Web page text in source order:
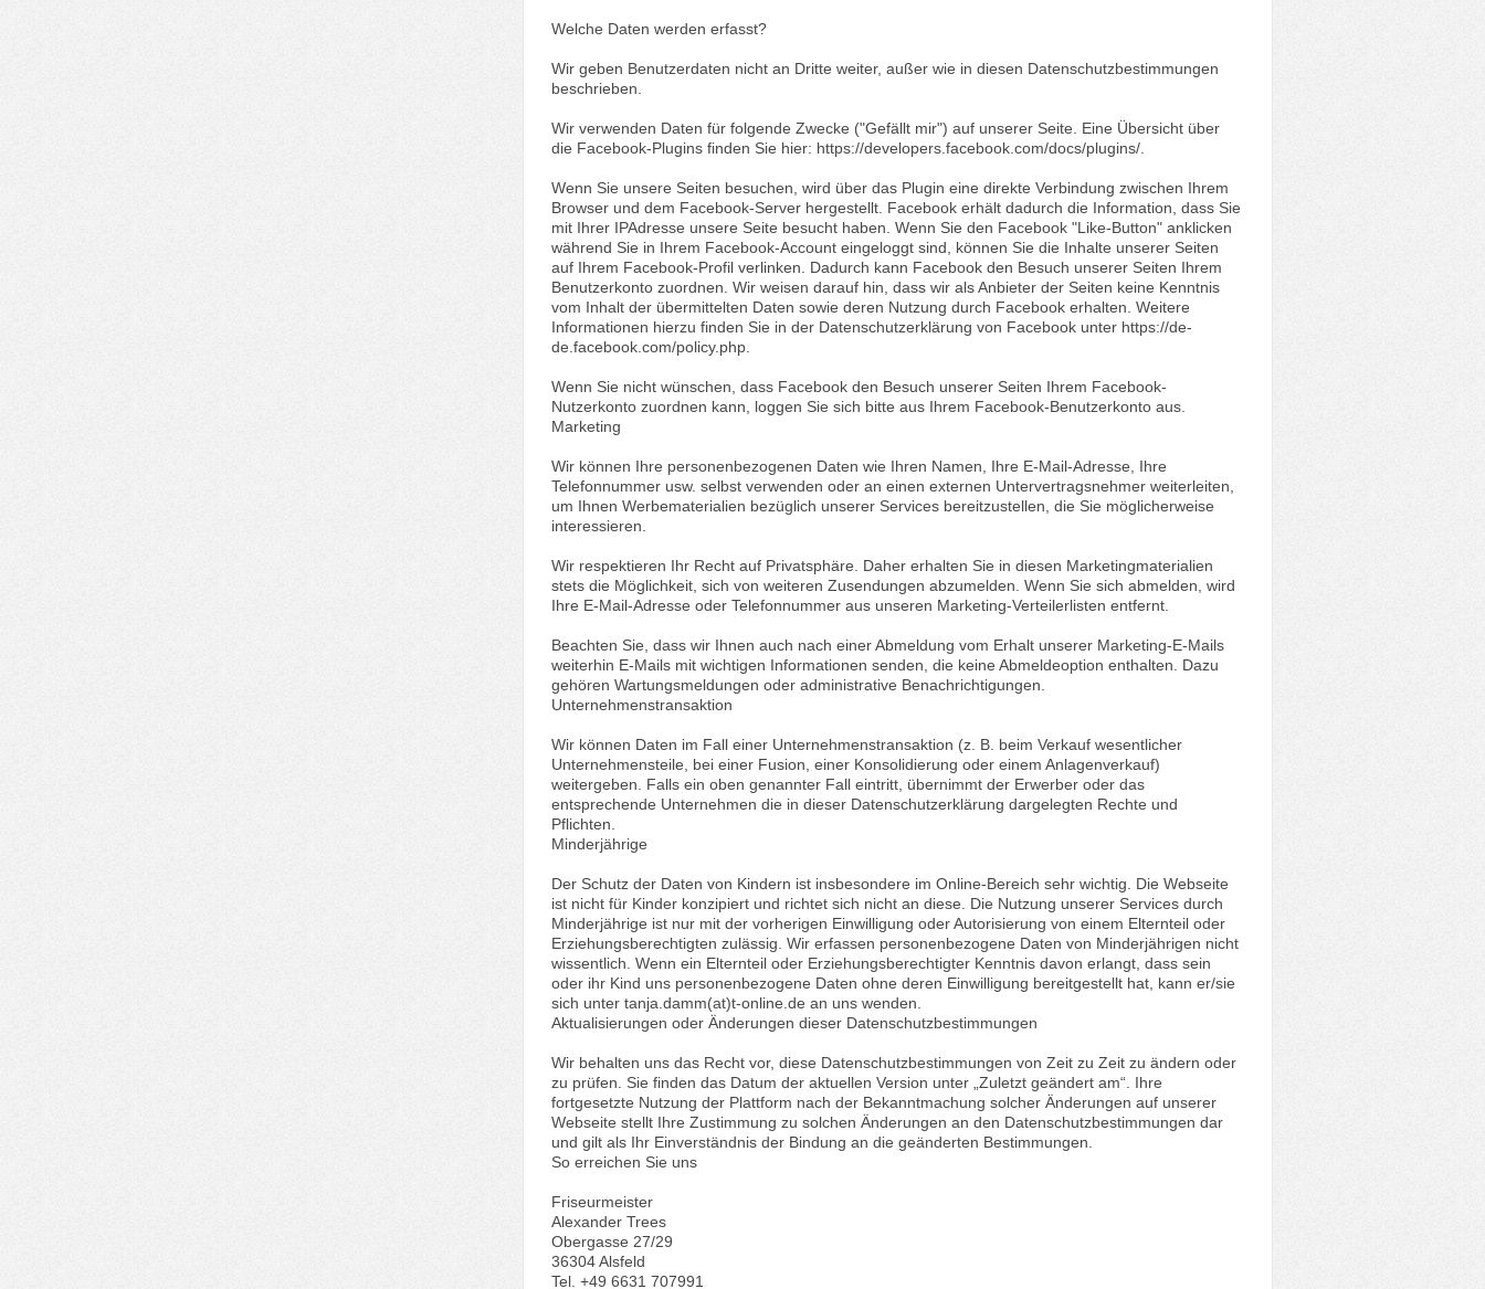
Welche Daten werden erfasst?
Wir geben Benutzerdaten nicht an Dritte weiter, außer wie in diesen Datenschutzbestimmungen
beschrieben.
Wir verwenden Daten für folgende Zwecke ("Gefällt mir") auf unserer Seite. Eine Übersicht über
die Facebook-Plugins finden Sie hier: https://developers.facebook.com/docs/plugins/.
Wenn Sie unsere Seiten besuchen, wird über das Plugin eine direkte Verbindung zwischen Ihrem
Browser und dem Facebook-Server hergestellt. Facebook erhält dadurch die Information, dass Sie
mit Ihrer IPAdresse unsere Seite besucht haben. Wenn Sie den Facebook "Like-Button" anklicken
während Sie in Ihrem Facebook-Account eingeloggt sind, können Sie die Inhalte unserer Seiten
auf Ihrem Facebook-Profil verlinken. Dadurch kann Facebook den Besuch unserer Seiten Ihrem
Benutzerkonto zuordnen. Wir weisen darauf hin, dass wir als Anbieter der Seiten keine Kenntnis
vom Inhalt der übermittelten Daten sowie deren Nutzung durch Facebook erhalten. Weitere
Informationen hierzu finden Sie in der Datenschutzerklärung von Facebook unter https://de-
de.facebook.com/policy.php.
Wenn Sie nicht wünschen, dass Facebook den Besuch unserer Seiten Ihrem Facebook-
Nutzerkonto zuordnen kann, loggen Sie sich bitte aus Ihrem Facebook-Benutzerkonto aus.
Marketing
Wir können Ihre personenbezogenen Daten wie Ihren Namen, Ihre E-Mail-Adresse, Ihre
Telefonnummer usw. selbst verwenden oder an einen externen Untervertragsnehmer weiterleiten,
um Ihnen Werbematerialien bezüglich unserer Services bereitzustellen, die Sie möglicherweise
interessieren.
Wir respektieren Ihr Recht auf Privatsphäre. Daher erhalten Sie in diesen Marketingmaterialien
stets die Möglichkeit, sich von weiteren Zusendungen abzumelden. Wenn Sie sich abmelden, wird
Ihre E-Mail-Adresse oder Telefonnummer aus unseren Marketing-Verteilerlisten entfernt.
Beachten Sie, dass wir Ihnen auch nach einer Abmeldung vom Erhalt unserer Marketing-E-Mails
weiterhin E-Mails mit wichtigen Informationen senden, die keine Abmeldeoption enthalten. Dazu
gehören Wartungsmeldungen oder administrative Benachrichtigungen.
Unternehmenstransaktion
Wir können Daten im Fall einer Unternehmenstransaktion (z. B. beim Verkauf wesentlicher
Unternehmensteile, bei einer Fusion, einer Konsolidierung oder einem Anlagenverkauf)
weitergeben. Falls ein oben genannter Fall eintritt, übernimmt der Erwerber oder das
entsprechende Unternehmen die in dieser Datenschutzerklärung dargelegten Rechte und
Pflichten.
Minderjährige
Der Schutz der Daten von Kindern ist insbesondere im Online-Bereich sehr wichtig. Die Webseite
ist nicht für Kinder konzipiert und richtet sich nicht an diese. Die Nutzung unserer Services durch
Minderjährige ist nur mit der vorherigen Einwilligung oder Autorisierung von einem Elternteil oder
Erziehungsberechtigten zulässig. Wir erfassen personenbezogene Daten von Minderjährigen nicht
wissentlich. Wenn ein Elternteil oder Erziehungsberechtigter Kenntnis davon erlangt, dass sein
oder ihr Kind uns personenbezogene Daten ohne deren Einwilligung bereitgestellt hat, kann er/sie
sich unter tanja.damm(at)t-online.de an uns wenden.
Aktualisierungen oder Änderungen dieser Datenschutzbestimmungen
Wir behalten uns das Recht vor, diese Datenschutzbestimmungen von Zeit zu Zeit zu ändern oder
zu prüfen. Sie finden das Datum der aktuellen Version unter „Zuletzt geändert am“. Ihre
fortgesetzte Nutzung der Plattform nach der Bekanntmachung solcher Änderungen auf unserer
Webseite stellt Ihre Zustimmung zu solchen Änderungen an den Datenschutzbestimmungen dar
und gilt als Ihr Einverständnis der Bindung an die geänderten Bestimmungen.
So erreichen Sie uns
Friseurmeister
Alexander Trees
Obergasse 27/29
36304 Alsfeld
Tel. +49 6631 707991